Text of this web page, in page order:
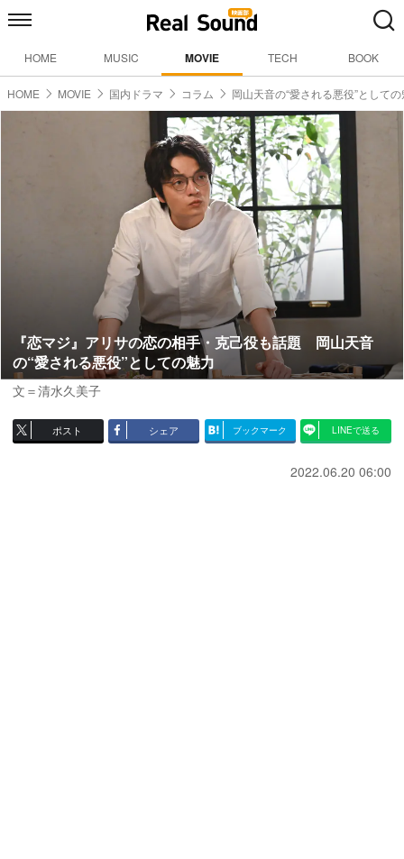
HOME MUSIC MOVIE TECH BOOK
HOME MOVIE 国内ドラマ コラム 岡山天音の“愛される悪役”として
『恋マジ』アリサの恋の相手・克己役も話題 岡山天音
の“愛される悪役”としての魅力
文＝清水久美子
ポスト シェア ブックマーク LINEで送る
2022.06.20 06:00